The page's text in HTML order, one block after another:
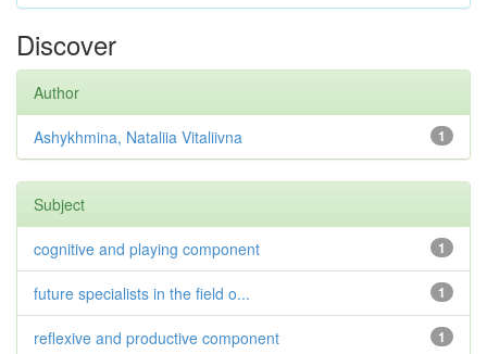
Discover
Author
1
Ashykhmina, Nataliia Vitaliivna
Subject
1
cognitive and playing component
1
future specialists in the field o...
1
reflexive and productive component